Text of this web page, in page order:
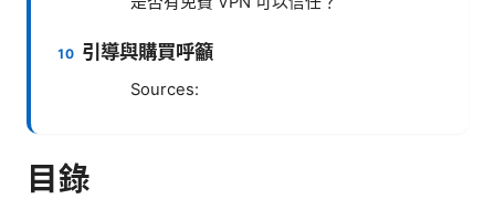
引導與購買呼籲
Sources:
目錄